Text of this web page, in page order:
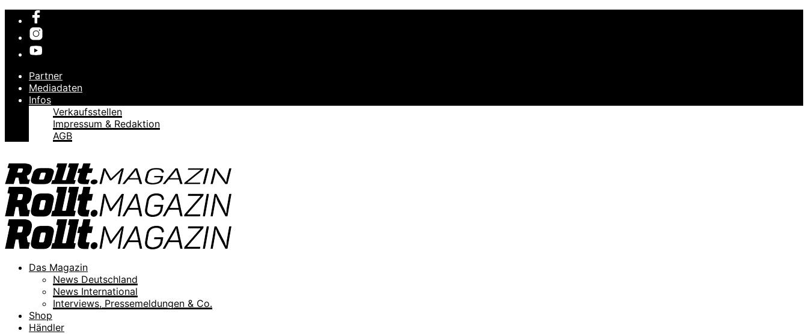
Partner
Mediadaten
Infos
Verkaufsstellen
Impressum & Redaktion
AGB
Das Magazin
News Deutschland
News International
Interviews, Pressemeldungen & Co.
Shop
Händler